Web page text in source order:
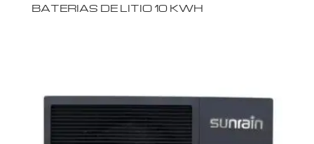
BATERIAS DE LITIO 10 KWH